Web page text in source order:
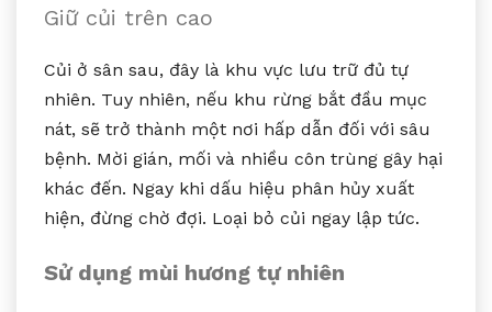
Giữ củi trên cao
Củi ở sân sau, đây là khu vực lưu trữ đủ tự
nhiên. Tuy nhiên, nếu khu rừng bắt đầu mục
nát, sẽ trở thành một nơi hấp dẫn đối với sâu
bệnh. Mời gián, mối và nhiều côn trùng gây hại
khác đến. Ngay khi dấu hiệu phân hủy xuất
hiện, đừng chờ đợi. Loại bỏ củi ngay lập tức.
Sử dụng mùi hương tự nhiên